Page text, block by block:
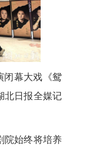
闭幕大戏《鸳
北日报全媒记
院始终将培养